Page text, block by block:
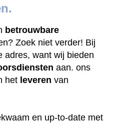
betrouwbare
Zoek niet verder! Bij
adres, want wij bieden
aan. ons
het leveren van
en up-to-date met